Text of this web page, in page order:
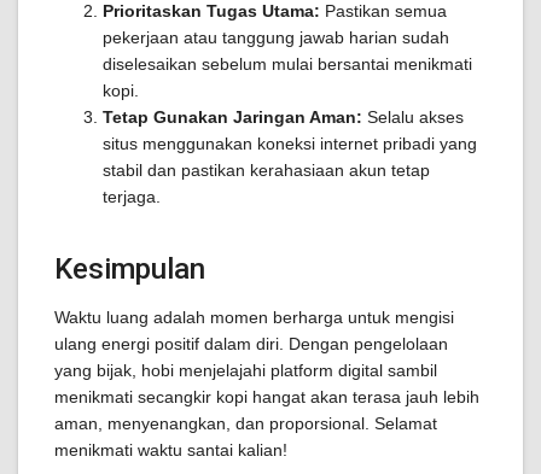
Prioritaskan Tugas Utama: Pastikan semua
pekerjaan atau tanggung jawab harian sudah
diselesaikan sebelum mulai bersantai menikmati
kopi.
Tetap Gunakan Jaringan Aman: Selalu akses
situs menggunakan koneksi internet pribadi yang
stabil dan pastikan kerahasiaan akun tetap
terjaga.
Kesimpulan
Waktu luang adalah momen berharga untuk mengisi
ulang energi positif dalam diri. Dengan pengelolaan
yang bijak, hobi menjelajahi platform digital sambil
menikmati secangkir kopi hangat akan terasa jauh lebih
aman, menyenangkan, dan proporsional. Selamat
menikmati waktu santai kalian!